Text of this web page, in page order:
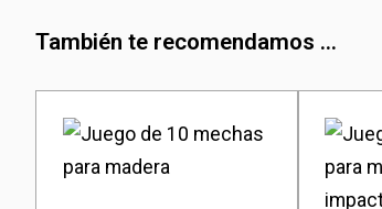
También te recomendamos ...